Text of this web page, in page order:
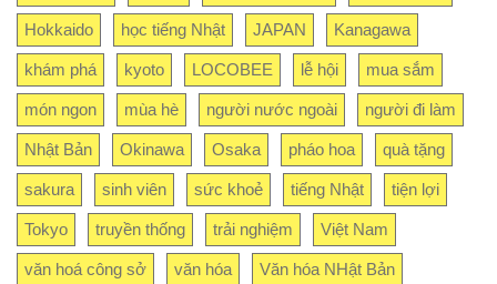
Hokkaido học tiếng Nhật JAPAN Kanagawa
khám phá kyoto LOCOBEE lễ hội mua sắm
món ngon mùa hè người nước ngoài người đi làm
Nhật Bản Okinawa Osaka pháo hoa quà tặng
sakura sinh viên sức khoẻ tiếng Nhật tiện lợi
Tokyo truyền thống trải nghiệm Việt Nam
văn hoá công sở văn hóa Văn hóa NHật Bản